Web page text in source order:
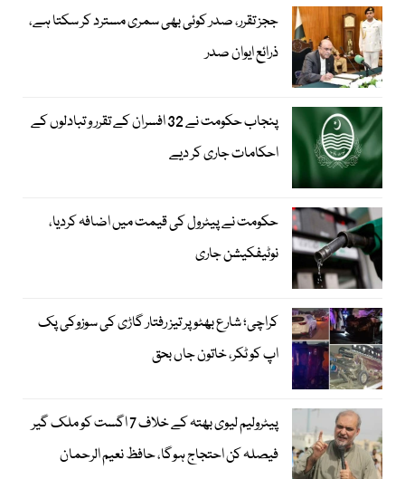
ججز تقرر، صدر کوئی بھی سمری مسترد کر سکتا ہے،
ذرائع ایوان صدر
پنجاب حکومت نے 32 افسران کے تقرر و تبادلوں کے
احکامات جاری کر دیے
حکومت نے پیٹرول کی قیمت میں اضافہ کردیا،
نوٹیفکیشن جاری
کراچی؛ شارع بھٹو پر تیز رفتار گاڑی کی سوزوکی پک
اپ کو ٹکر، خاتون جاں بحق
پیٹرولیم لیوی بھتہ کے خلاف 7 اگست کو ملک گیر
فیصلہ کن احتجاج ہوگا، حافظ نعیم الرحمان